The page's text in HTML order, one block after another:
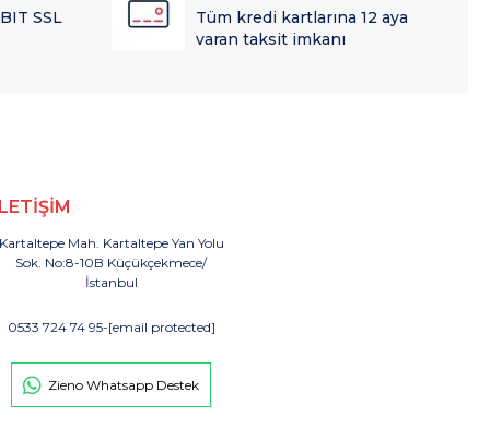
SSL
Tüm kredi kartlarına 12 aya
varan taksit imkanı
Kartaltepe Mah. Kartaltepe Yan Yolu
Sok. No:8-10B Küçükçekmece/
İstanbul
0533 724 74 95-[email protected]
Zieno Whatsapp Destek